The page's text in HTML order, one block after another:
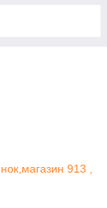
913 ,